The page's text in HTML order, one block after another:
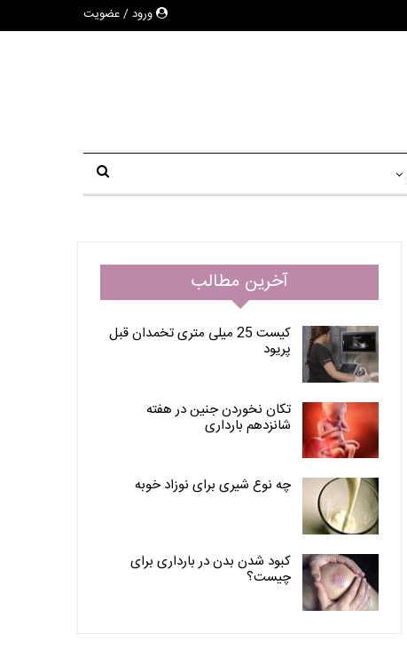
ورود / عضویت
آخرین مطالب
کیست 25 میلی متری تخمدان قبل
پریود
تکان نخوردن جنین در هفته
شانزدهم بارداری
چه نوع شیری برای نوزاد خوبه
کبود شدن بدن در بارداری برای
چیست؟